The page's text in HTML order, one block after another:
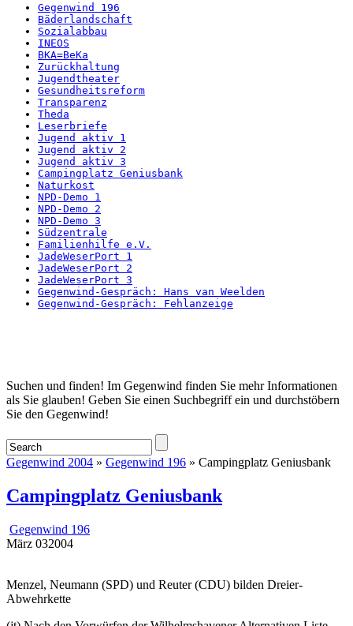
Gegenwind 196
Bäderlandschaft
Sozialabbau
INEOS
BKA=BeKa
Zurückhaltung
Jugendtheater
Gesundheitsreform
Transparenz
Theda
Leserbriefe
Jugend aktiv 1
Jugend aktiv 2
Jugend aktiv 3
Campingplatz Geniusbank
Naturkost
NPD-Demo 1
NPD-Demo 2
NPD-Demo 3
Südzentrale
Familienhilfe e.V.
JadeWeserPort 1
JadeWeserPort 2
JadeWeserPort 3
Gegenwind-Gespräch: Hans van Weelden
Gegenwind-Gespräch: Fehlanzeige
Startseite
Suchen und finden! Im Gegenwind finden Sie mehr Informationen
als Sie glauben! Geben Sie einen Suchbegriff ein und durchstöbern
Sie den Gegenwind!
Gegenwind 2004 » Gegenwind 196 » Campingplatz Geniusbank
Campingplatz Geniusbank
Gegenwind 196
März 032004
Menzel, Neumann (SPD) und Reuter (CDU) bilden Dreier-
Abwehrkette